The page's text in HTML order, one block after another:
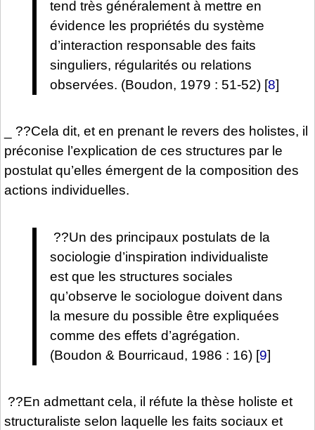
tend très généralement à mettre en
évidence les propriétés du système
d’interaction responsable des faits
singuliers, régularités ou relations
observées. (Boudon, 1979 : 51-52)[8]
_ ??Cela dit, et en prenant le revers des holistes, il
préconise l’explication de ces structures par le
postulat qu’elles émergent de la composition des
actions individuelles.
??Un des principaux postulats de la
sociologie d’inspiration individualiste
est que les structures sociales
qu’observe le sociologue doivent dans
la mesure du possible être expliquées
comme des effets d’agrégation.
(Boudon & Bourricaud, 1986 : 16)[9]
??En admettant cela, il réfute la thèse holiste et
structuraliste selon laquelle les faits sociaux et